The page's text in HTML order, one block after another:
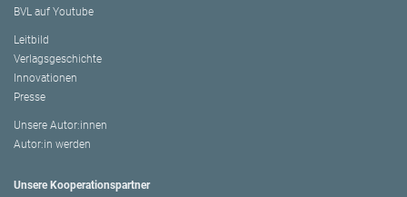
BVL auf Youtube
Leitbild
Verlagsgeschichte
Innovationen
Presse
Unsere Autor:innen
Autor:in werden
Unsere Kooperationspartner